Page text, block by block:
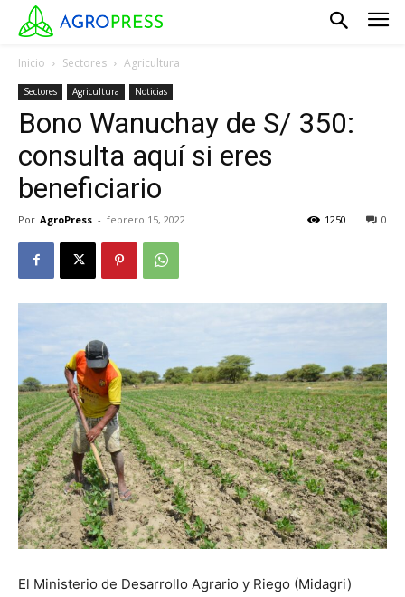
Inicio Sectores Agricultura
Sectores Agricultura Noticias
Bono Wanuchay de S/ 350:
consulta aquí si eres
beneficiario
Por AgroPress - febrero 15, 2022 0
1250
El Ministerio de Desarrollo Agrario y Riego (Midagri)